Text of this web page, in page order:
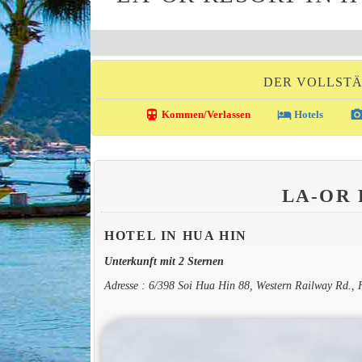
DER
directions_transit Kommen/Verlassen local_hotelHotels
LA-OR
HOTEL IN HUA HIN
Unterkunft mit 2 Sternen
Adresse : 6/398 Soi Hua Hin 88, Western Railway